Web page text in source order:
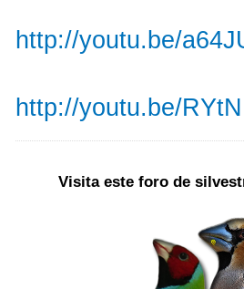
http://youtu.be/
http://youtu.be/
Visita este foro de